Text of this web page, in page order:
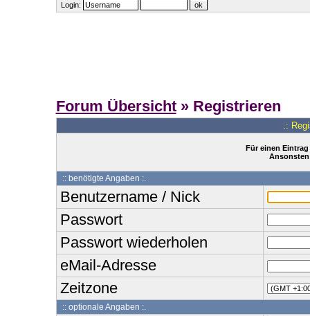
Login:
Forum Übersicht» Registrieren
.:
Für einen
:: benötigte Angaben :.
Benutzername / Nick
Passwort
Passwort wiederholen
eMail-Adresse
Zeitzone
:: optionale Angaben :.